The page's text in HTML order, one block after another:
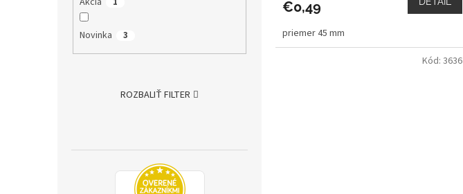
Novinka 3
ROZBALIŤ FILTER
€0,49
priemer 45 mm
Kód: 3636